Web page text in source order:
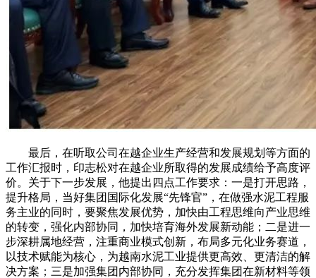
最后，在听取公司在越企业生产经营和发展规划等方面的
工作汇报时，印志松对在越企业所取得的发展成绩给予高度评
价。关于下一步发展，他提出四点工作要求：一是打开思路，
提升格局，当好集团国际化发展“先锋官”，在做强水泥工程服
务主业的同时，要聚焦发展优势，加快由工程思维向产业思维
的转变，强化内部协同，加快培育海外发展新动能；二是进一
步深耕属地经营，注重商业模式创新，布局多元化业务赛道，
以技术赋能为核心，为越南水泥工业提供更高效、更清洁的解
决方案；三是加强集团内部协同，充分发挥集团在新材料等领